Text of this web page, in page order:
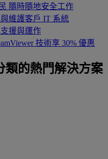
隨時隨地安全工作
維護客戶 IT 系統
援與運作
技術享 30% 優惠
類的熱門解決方案